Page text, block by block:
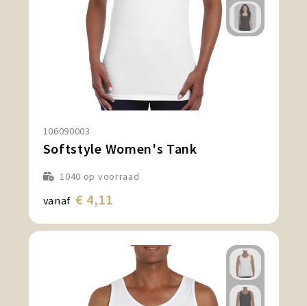
106090003
Softstyle Women's Tank
1040 op voorraad
vanaf € 4,11